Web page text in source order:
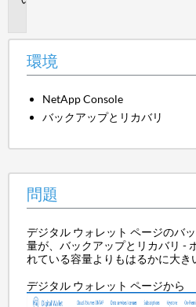
環境
NetApp Console
バックアップとリカバリ
問題
デジタル ウォレット ページのバ
量が、バックアップとリカバリ -
れている容量よりもはるかに大き
デジタル ウォレット ページから